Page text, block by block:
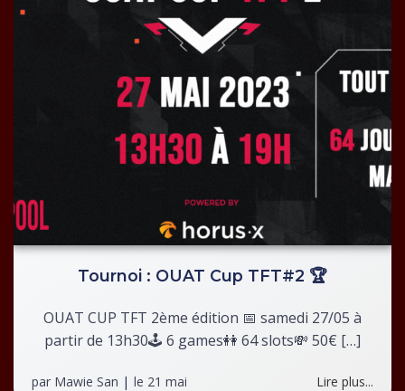
Tournoi : OUAT Cup TFT#2 🏆
OUAT CUP TFT 2ème édition 📅 samedi 27/05 à
partir de 13h30🕹️ 6 games👭 64 slots💸 50€ […]
par Mawie San | le 21 mai Lire plus...